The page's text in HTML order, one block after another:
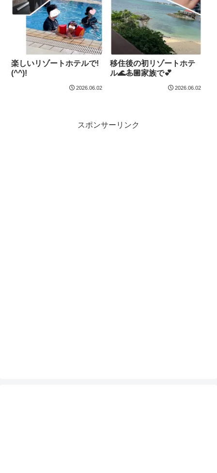
楽しいリゾートホテルで!
(^^)!
2026.06.02
移住後の初リゾートホテ
ル🌊🏄🏼家族で💕
2026.06.02
スポンサーリンク